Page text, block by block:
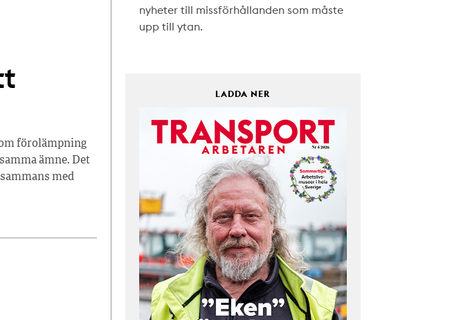
förolämpning
ämne. Det
med
nyheter till missförhållanden som måste
upp till ytan.
LADDA NER